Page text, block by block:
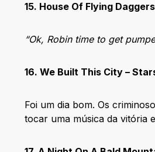
15. House Of Flying
“Ok, Robin time to get
16. We Built This City –
Foi um dia bom. Os
tocar uma música da vitória